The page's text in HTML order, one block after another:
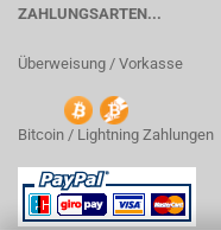
ZAHLUNGSARTEN...
Überweisung / Vorkasse
Bitcoin / Lightning Zahlungen